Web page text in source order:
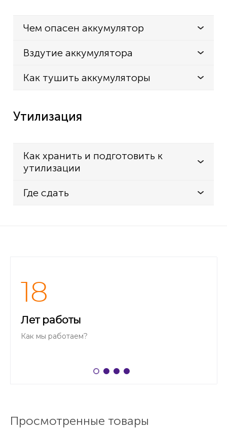
Чем опасен аккумулятор
Вздутие аккумулятора
Как тушить аккумуляторы
Утилизация
Как хранить и подготовить к
утилизации
Где сдать
18
Лет работы
Как мы работаем?
Просмотренные товары